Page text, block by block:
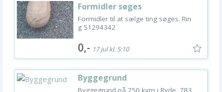
Formidler søges
Formidler til at sælge ting søges. Rin
g 51294342
0,- 17 jul kl. 5:10
Byggegrund
Byggegrund på 750 kvm i Ryde, 783